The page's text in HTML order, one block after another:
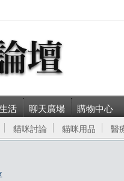
活 聊天廣場 購物中心
貓咪討論 貓咪用品 醫